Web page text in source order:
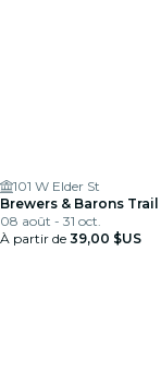
101 W Elder St
Brewers & Barons
08 août - 31 oct.
À partir de 39,00 $US